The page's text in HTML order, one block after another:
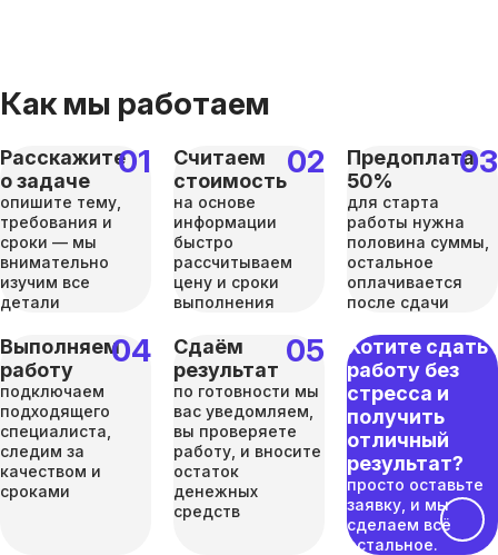
Как мы работаем
Расскажите
о задаче
опишите тему,
требования и
сроки — мы
внимательно
изучим все
детали
Считаем
стоимость
на основе
информации
быстро
рассчитываем
цену и сроки
выполнения
Предоплата
50%
для старта
работы нужна
половина суммы,
остальное
оплачивается
после сдачи
Выполняем
работу
подключаем
подходящего
специалиста,
следим за
качеством и
сроками
Сдаём
результат
по готовности мы
вас уведомляем,
вы проверяете
работу, и вносите
остаток
денежных
средств
Хотите сдать
работу без
стресса и
получить
отличный
результат?
просто оставьте
заявку, и мы
сделаем всё
остальное.